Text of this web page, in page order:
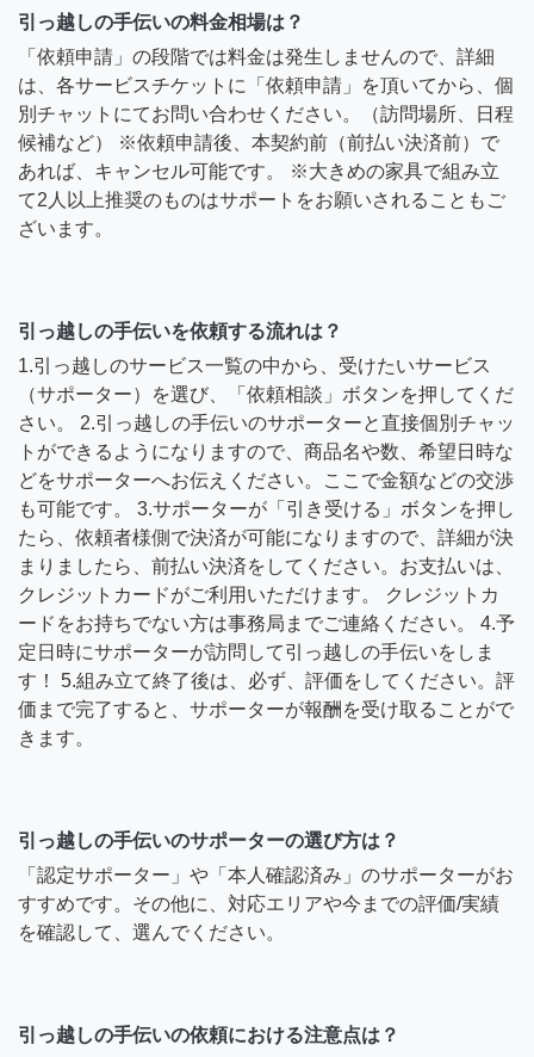
引っ越しの手伝いの料金相場は？
「依頼申請」の段階では料金は発生しませんので、詳細
は、各サービスチケットに「依頼申請」を頂いてから、個
別チャットにてお問い合わせください。（訪問場所、日程
候補など） ※依頼申請後、本契約前（前払い決済前）で
あれば、キャンセル可能です。 ※大きめの家具で組み立
て2人以上推奨のものはサポートをお願いされることもご
ざいます。
引っ越しの手伝いを依頼する流れは？
1.引っ越しのサービス一覧の中から、受けたいサービス
（サポーター）を選び、「依頼相談」ボタンを押してくだ
さい。 2.引っ越しの手伝いのサポーターと直接個別チャッ
トができるようになりますので、商品名や数、希望日時な
どをサポーターへお伝えください。ここで金額などの交渉
も可能です。 3.サポーターが「引き受ける」ボタンを押し
たら、依頼者様側で決済が可能になりますので、詳細が決
まりましたら、前払い決済をしてください。お支払いは、
クレジットカードがご利用いただけます。 クレジットカ
ードをお持ちでない方は事務局までご連絡ください。 4.予
定日時にサポーターが訪問して引っ越しの手伝いをしま
す！ 5.組み立て終了後は、必ず、評価をしてください。評
価まで完了すると、サポーターが報酬を受け取ることがで
きます。
引っ越しの手伝いのサポーターの選び方は？
「認定サポーター」や「本人確認済み」のサポーターがお
すすめです。その他に、対応エリアや今までの評価/実績
を確認して、選んでください。
引っ越しの手伝いの依頼における注意点は？